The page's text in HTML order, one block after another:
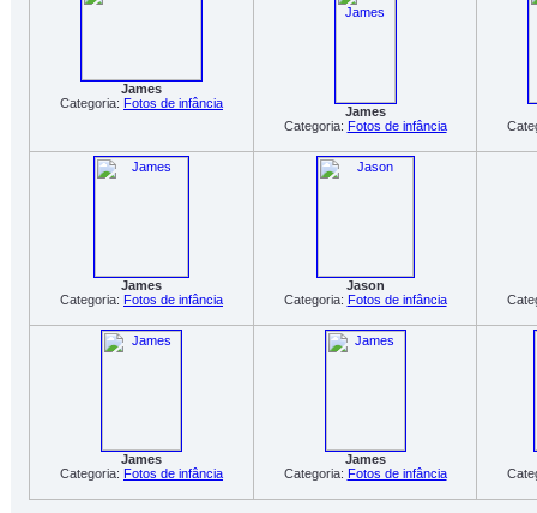
James
Categoria: Fotos de infância
James
Categoria: Fotos de infância
James
Categoria: Fotos de infância
Jason
Categoria: Fotos de infância
James
Categoria: Fotos de infância
James
Categoria: Fotos de infância